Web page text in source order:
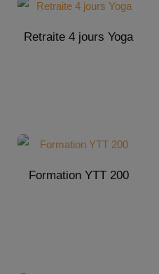
Retraite 4 jours Yoga
Formation YTT 200